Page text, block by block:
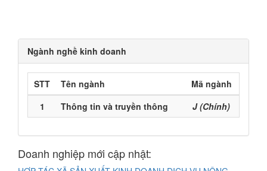
Ngành nghề kinh doanh
STT Tên ngành
Mã ngành
1
Thông tin và truyền thông J (Chính)
Doanh nghiệp mới cập nhật: